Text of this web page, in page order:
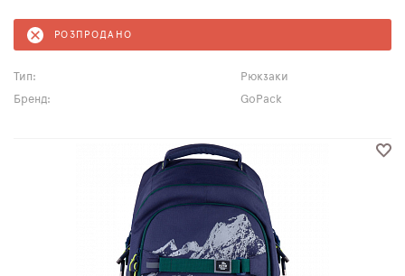
РОЗПРОДАНО
Тип:
Рюкзаки
Бренд:
GoPack